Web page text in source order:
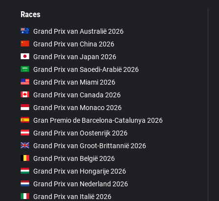
Races
Grand Prix van Australië 2026
Grand Prix van China 2026
Grand Prix van Japan 2026
Grand Prix van Saoedi-Arabië 2026
Grand Prix van Miami 2026
Grand Prix van Canada 2026
Grand Prix van Monaco 2026
Gran Premio de Barcelona-Catalunya 2026
Grand Prix van Oostenrijk 2026
Grand Prix van Groot-Brittannië 2026
Grand Prix van België 2026
Grand Prix van Hongarije 2026
Grand Prix van Nederland 2026
Grand Prix van Italië 2026